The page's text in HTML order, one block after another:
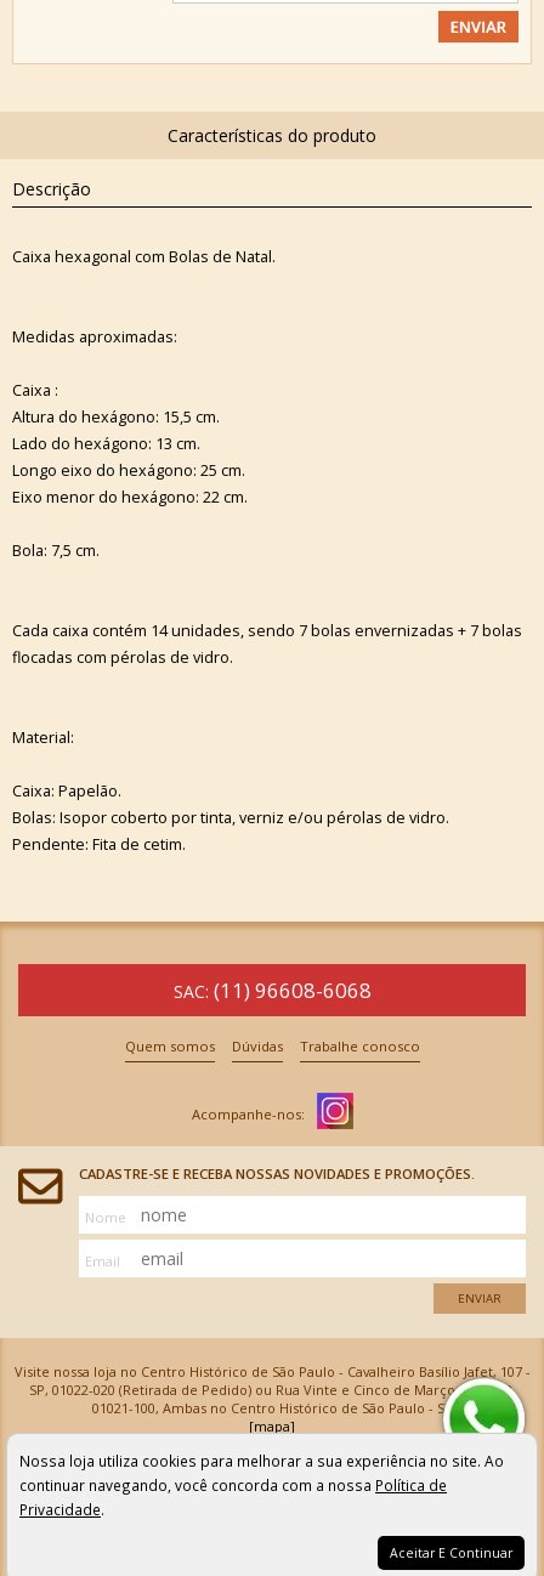
Descrição
Caixa hexagonal com Bolas de Natal.
Medidas aproximadas:
Caixa :
Altura do hexágono: 15,5 cm.
Lado do hexágono: 13 cm.
Longo eixo do hexágono: 25 cm.
Eixo menor do hexágono: 22 cm.
Bola: 7,5 cm.
Cada caixa contém 14 unidades, sendo 7 bolas envernizadas + 7 bolas
flocadas com pérolas de vidro.
Material:
Caixa: Papelão.
Bolas: Isopor coberto por tinta, verniz e/ou pérolas de vidro.
Pendente: Fita de cetim.
SAC: (11) 96608-6068
Quem somos Dúvidas Trabalhe conosco
CADASTRE-SE E RECEBA NOSSAS NOVIDADES E PROMOÇÕES.
Nome
Email
ENVIAR
Visite nossa loja no Centro Histórico de São Paulo - Cavalheiro Basílio Jafet, 107 -
SP, 01022-020 (Retirada de Pedido) ou Rua Vinte e Cinco de Março, 576 - SP,
01021-100, Ambas no Centro Histórico de São Paulo - SP
[mapa]
Armarinhos Santa Cecília Ltda | CNPJ: 61.069.639/0001-18
Os preços e as condições de pagamento apresentadas na loja virtual não valem para nossa loja física e
podem sofrer alterações sem aviso prévio. Vendas com cartão de crédito sujeitas a análise e
confirmação de dados.
Nossa loja utiliza cookies para melhorar a sua experiência no site. Ao
continuar navegando, você concorda com a nossa Política de
Privacidade.
Aceitar E Continuar